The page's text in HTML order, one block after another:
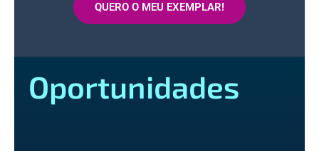
QUERO O MEU EXEMPLAR!
Oportunidades